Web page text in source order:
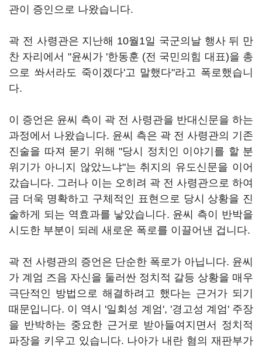
관이 증인으로 나왔습니다.
곽 전 사령관은 지난해 10월1일 국군의날 행사 뒤 만
찬 자리에서 "윤씨가 '한동훈 (전 국민의힘 대표)을 총
으로 쏴서라도 죽이겠다'고 말했다"라고 폭로했습니
다.
이 증언은 윤씨 측이 곽 전 사령관을 반대신문을 하는
과정에서 나왔습니다. 윤씨 측은 곽 전 사령관의 기존
진술을 따져 묻기 위해 "당시 정치인 이야기를 할 분
위기가 아니지 않았느냐"는 취지의 유도신문을 이어
갔습니다. 그러나 이는 오히려 곽 전 사령관으로 하여
금 더욱 명확하고 구체적인 표현으로 당시 상황을 진
술하게 되는 역효과를 낳았습니다. 윤씨 측이 반박을
시도한 부분이 되레 새로운 폭로를 이끌어낸 겁니다.
곽 전 사령관의 증언은 단순한 폭로가 아닙니다. 윤씨
가 계엄 즈음 자신을 둘러싼 정치적 갈등 상황을 매우
극단적인 방법으로 해결하려고 했다는 근거가 되기
때문입니다. 이 역시 '일회성 계엄', '경고성 계엄' 주장
을 반박하는 중요한 근거로 받아들여지면서 정치적
파장을 키우고 있습니다. 나아가 내란 혐의 재판부가